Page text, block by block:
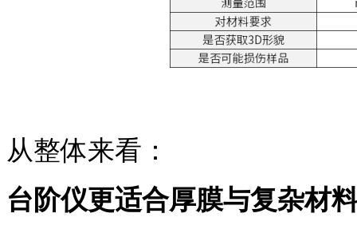
从整体来看：
台阶仪更适合厚膜与复杂材